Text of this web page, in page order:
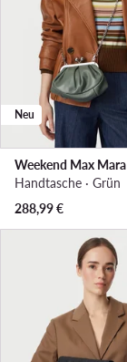
Neu
Weekend Max Mara
Handtasche · Grün
288,99€